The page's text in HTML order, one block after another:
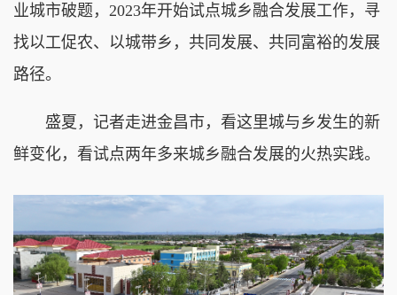
业城市破题，2023年开始试点城乡融合发展工作，寻
找以工促农、以城带乡，共同发展、共同富裕的发展
路径。
盛夏，记者走进金昌市，看这里城与乡发生的新
鲜变化，看试点两年多来城乡融合发展的火热实践。